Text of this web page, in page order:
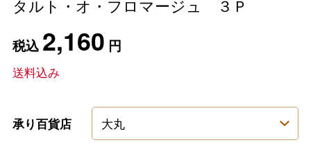
タルト・オ・フロマージュ ３Ｐ
税込2,160 円
送料込み
承り百貨店